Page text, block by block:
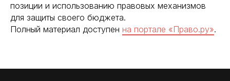
позиции и использованию правовых механизмов
для защиты своего бюджета.
Полный материал доступен на портале «Право.ру».